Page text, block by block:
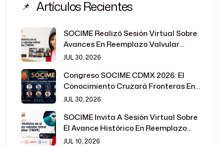
Artículos Recientes
SOCIME Realizó Sesión Virtual Sobre
Avances En Reemplazo Valvular
Mitral Transcatéter
JUL 30, 2026
Congreso SOCIME CDMX 2026: El
Conocimiento Cruzará Fronteras En
La Cardiología Intervencionista
JUL 30, 2026
SOCIME Invita A Sesión Virtual Sobre
El Avance Histórico En Reemplazo
Valvular Mitral Transcatéter
JUL 10, 2026